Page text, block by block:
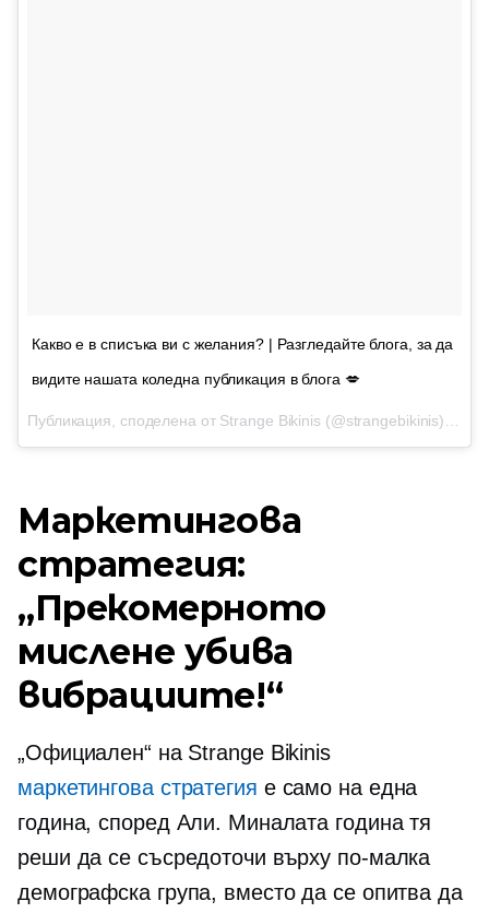
Какво е в списъка ви с желания? | Разгледайте блога, за да
видите нашата коледна публикация в блога 💋
Маркетингова
стратегия:
„Прекомерното
мислене убива
вибрациите!“
„Официален“ на Strange Bikinis
маркетингова стратегия е само на една
година, според Али. Миналата година тя
реши да се съсредоточи върху по-малка
демографска група, вместо да се опитва да